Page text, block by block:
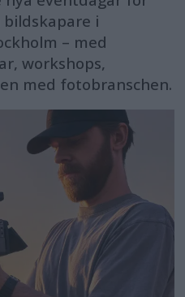
i
– med
workshops,
med fotobranschen.